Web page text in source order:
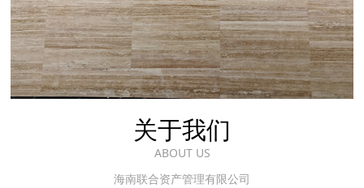
关于我们
ABOUT US
海南联合资产管理有限公司